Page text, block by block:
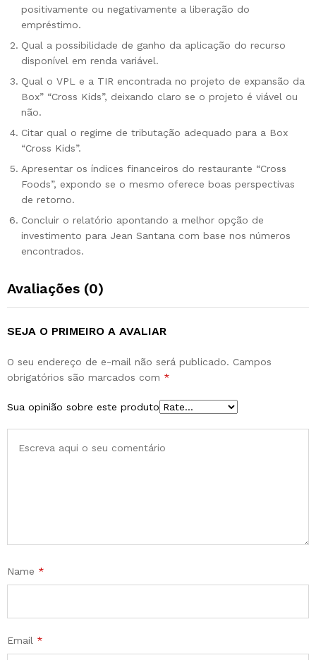
positivamente ou negativamente a liberação do
empréstimo.
Qual a possibilidade de ganho da aplicação do recurso
disponível em renda variável.
Qual o VPL e a TIR encontrada no projeto de expansão da
Box” “Cross Kids”, deixando claro se o projeto é viável ou
não.
Citar qual o regime de tributação adequado para a Box
“Cross Kids”.
Apresentar os índices financeiros do restaurante “Cross
Foods”, expondo se o mesmo oferece boas perspectivas
de retorno.
Concluir o relatório apontando a melhor opção de
investimento para Jean Santana com base nos números
encontrados.
Avaliações (0)
SEJA O PRIMEIRO A AVALIAR
O seu endereço de e-mail não será publicado. Campos
obrigatórios são marcados com *
Sua opinião sobre este produto
Name *
Email *